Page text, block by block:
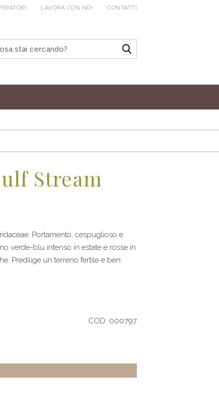
LAVORA CON NOI CONTATTI
Stream
Portamento, cespuglioso e
verde-blu intenso in estate e rosse in
Predilige un terreno fertile e ben
COD. 000797